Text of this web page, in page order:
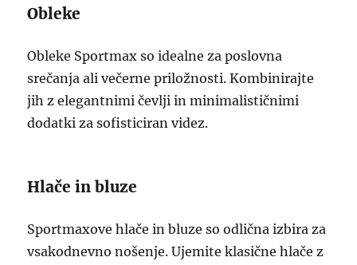
Obleke
Obleke Sportmax so idealne za poslovna
srečanja ali večerne priložnosti. Kombinirajte
jih z elegantnimi čevlji in minimalističnimi
dodatki za sofisticiran videz.
Hlače in bluze
Sportmaxove hlače in bluze so odlična izbira za
vsakodnevno nošenje. Ujemite klasične hlače z